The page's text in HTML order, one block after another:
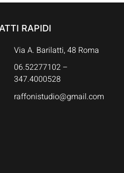
RAPIDI
Via A. Barilatti, 48 Roma
06.52277102 –
347.4000528
raffonistudio@gmail.com